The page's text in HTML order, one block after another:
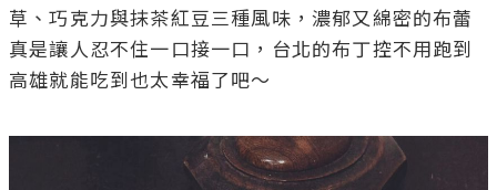
草、巧克力與抹茶紅豆三種風味，濃郁又綿密的布蕾
真是讓人忍不住一口接一口，台北的布丁控不用跑到
高雄就能吃到也太幸福了吧～